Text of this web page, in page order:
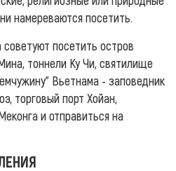
намереваются посетить.
посетить остров
тоннели Ку Чи, святилище
Вьетнама - заповедник
торговый порт Хойан,
и отправиться на